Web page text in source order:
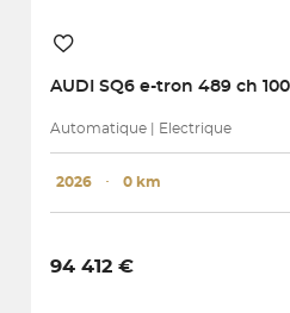
AUDI SQ6 e-tron 489 ch
Automatique | Electrique
2026 ･ 0 km
94 412 €